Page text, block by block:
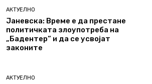
АКТУЕЛНО
Јаневска: Време е да престане
политичката злоупотреба на
„Бадентер“ и да се усвојат
законите
АКТУЕЛНО